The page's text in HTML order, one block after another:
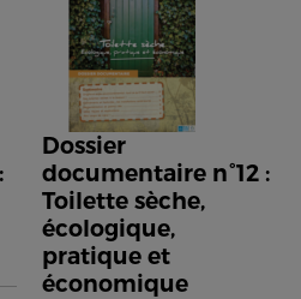
Dossier
documentaire n°12 :
Toilette sèche,
écologique,
pratique et
économique